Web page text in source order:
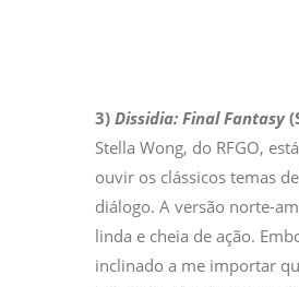
3) Dissidia: Final Fantasy
Stella Wong, do RFGO,
ouvir os clássicos temas
diálogo. A versão norte-
linda e cheia de ação.
inclinado a me importar